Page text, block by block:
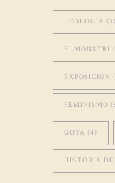
ECOLOGÍA (5)
EXPOSICIÓN
FEMINISMO
GOYA (4)
HISTORIA